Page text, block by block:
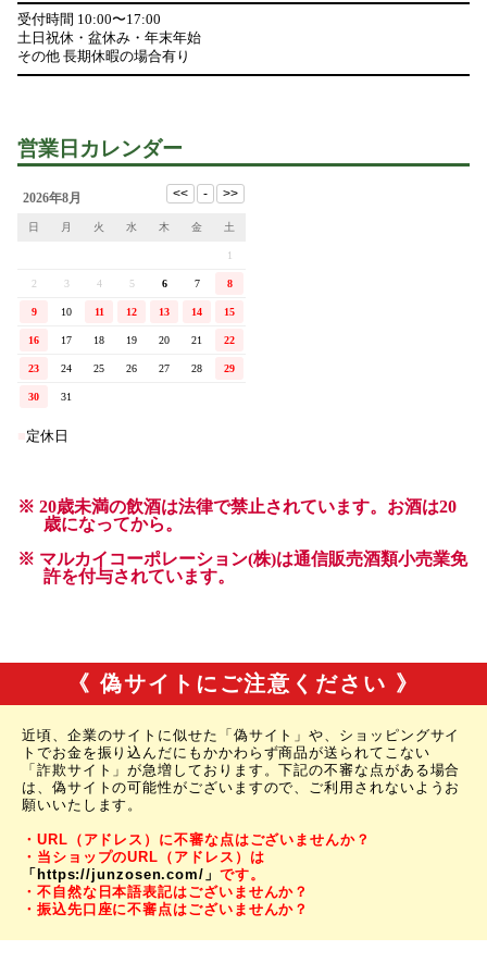
《 偽サイトにご注意ください 》
近頃、企業のサイトに似せた「偽サイト」や、ショッピングサイ
トでお金を振り込んだにもかかわらず商品が送られてこない
「詐欺サイト」が急増しております。下記の不審な点がある場合
は、偽サイトの可能性がございますので、ご利用されないようお
願いいたします。
・URL（アドレス）に不審な点はございませんか？
・当ショップのURL（アドレス）は
「https://junzosen.com/」 です。
・不自然な日本語表記はございませんか？
・振込先口座に不審点はございませんか？